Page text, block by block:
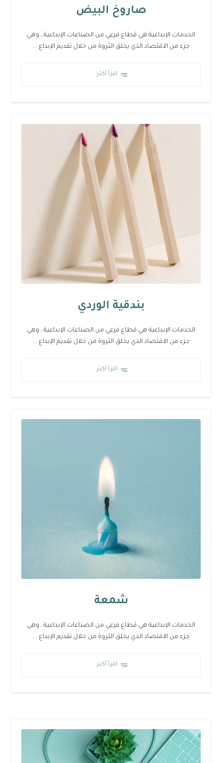
صاروخ البيض
الخدمات الإبداعية هي قطاع فرعي من الصناعات الإبداعية ، وهي
جزء من الاقتصاد الذي يخلق الثروة من خلال تقديم الإبداع ...
اقرأ أكثر
بندقية الوردي
الخدمات الإبداعية هي قطاع فرعي من الصناعات الإبداعية ، وهي
جزء من الاقتصاد الذي يخلق الثروة من خلال تقديم الإبداع ...
اقرأ أكثر
شمعة
الخدمات الإبداعية هي قطاع فرعي من الصناعات الإبداعية ، وهي
جزء من الاقتصاد الذي يخلق الثروة من خلال تقديم الإبداع ...
اقرأ أكثر